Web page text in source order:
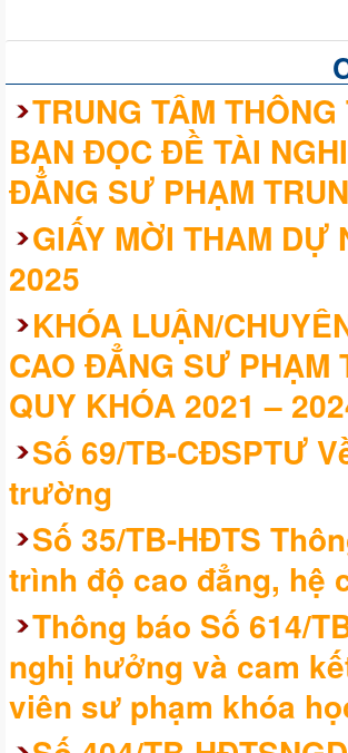
TRUNG TÂM
BẠN ĐỌC ĐỀ TÀI
ĐẲNG SƯ PHẠM
GIẤY MỜI THAM DỰ
2025
KHÓA LUẬN/
CAO ĐẲNG SƯ PHẠM
QUY KHÓA 2021 –
Số 69/TB-CĐSPTƯ
trường
Số 35/TB-HĐTS
trình độ cao đẳng, hệ
Thông báo Số 614/
nghị hưởng và cam
viên sư phạm khóa